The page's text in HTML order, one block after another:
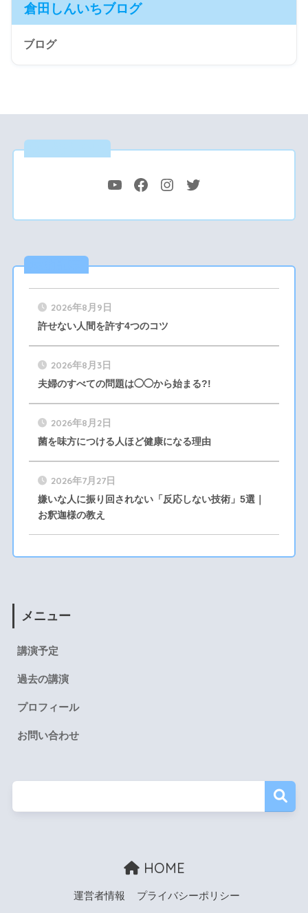
倉田しんいちブログ
ブログ
2026年8月9日
許せない人間を許す4つのコツ
2026年8月3日
夫婦のすべての問題は◯◯から始まる?!
2026年8月2日
菌を味方につける人ほど健康になる理由
2026年7月27日
嫌いな人に振り回されない「反応しない技術」5選｜
お釈迦様の教え
メニュー
講演予定
過去の講演
プロフィール
お問い合わせ
HOME
運営者情報 プライバシーポリシー